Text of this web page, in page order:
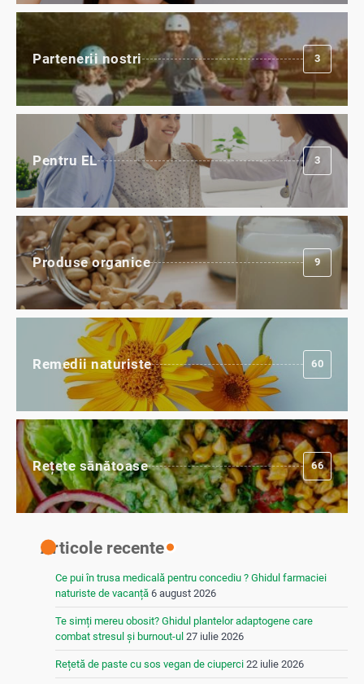
Partenerii nostri 3
Pentru EL 3
Produse organice 9
Remedii naturiste 60
Rețete sănătoase 66
Articole recente
Ce pui în trusa medicală pentru concediu ? Ghidul farmaciei
naturiste de vacanță 6 august 2026
Te simți mereu obosit? Ghidul plantelor adaptogene care
combat stresul și burnout-ul 27 iulie 2026
Rețetă de paste cu sos vegan de ciuperci 22 iulie 2026